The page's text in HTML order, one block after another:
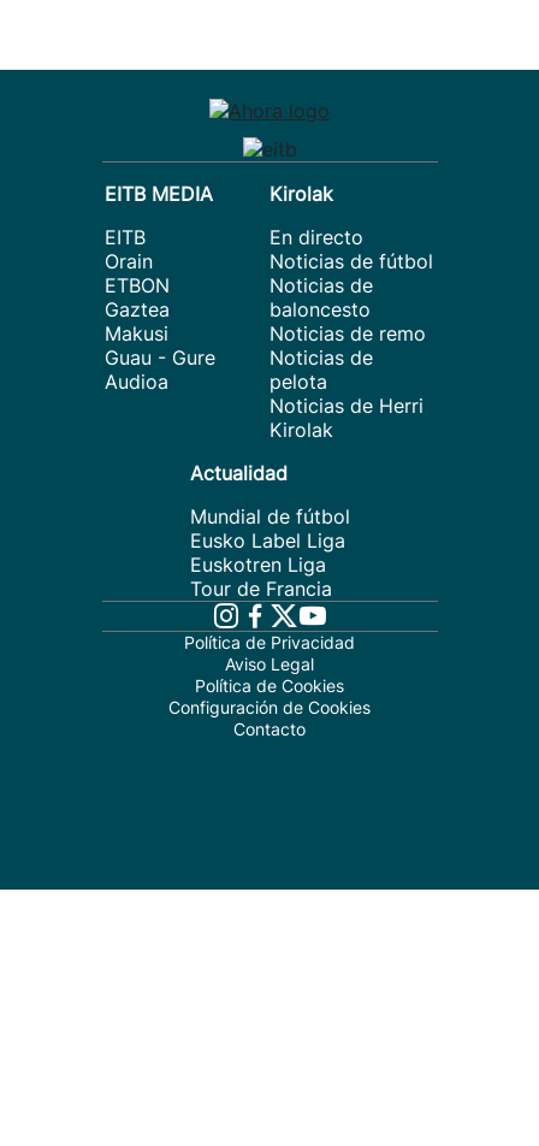
EITB MEDIA
EITB
Orain
ETBON
Gaztea
Makusi
Guau - Gure
Audioa
Kirolak
En directo
Noticias de fútbol
Noticias de
baloncesto
Noticias de remo
Noticias de
pelota
Noticias de Herri
Kirolak
Actualidad
Mundial de fútbol
Eusko Label Liga
Euskotren Liga
Tour de Francia
Política de Privacidad
Aviso Legal
Política de Cookies
Configuración de Cookies
Contacto